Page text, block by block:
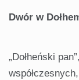
Dwór w
„Dołheński